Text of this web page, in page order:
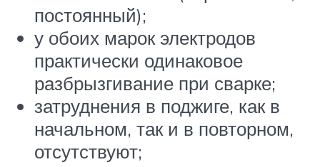
постоянный);
у обоих марок электродов
практически одинаковое
разбрызгивание при сварке;
затруднения в поджиге, как в
начальном, так и в повторном,
отсутствуют;